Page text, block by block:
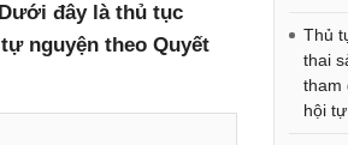
đây là thủ tục
nguyện theo Quyết
Thủ
thai
tham
hội